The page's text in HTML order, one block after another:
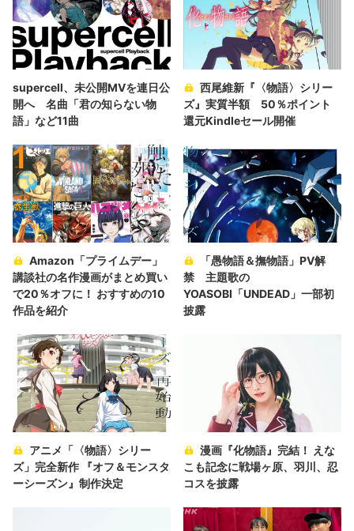
supercell、未公開MVを連日公
開へ 名曲「君の知らない物
語」など11曲
西尾維新『〈物語〉シリー
ズ』実質半額 50％ポイント
還元Kindleセール開催
Amazon「プライムデー」
講談社の名作漫画がまとめ買い
で20％オフに！ おすすめの10
作品を紹介
「愚物語＆撫物語」PV解
禁 主題歌の
YOASOBI「UNDEAD」一部初
披露
アニメ「〈物語〉シリー
ズ」完全新作 『オフ＆モンスタ
ーシーズン』制作決定
漫画『化物語』完結！ えな
こも記念に戦場ヶ原、羽川、忍
コスを披露